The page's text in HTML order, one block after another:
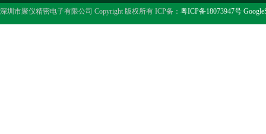
深圳市聚仪精密电子有限公司 Copyright 版权所有 ICP备： 粤ICP备18073947号